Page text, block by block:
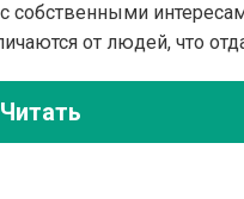
собственными
от людей, что
Читать